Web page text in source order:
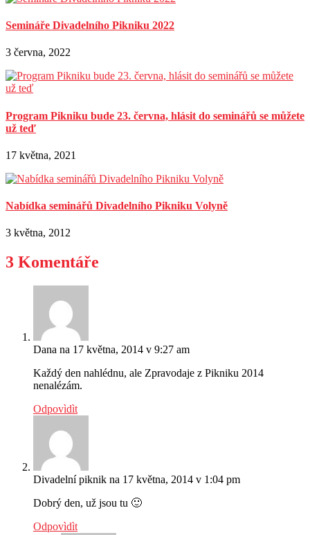
Semináře Divadelního Pikniku 2022
3 června, 2022
Program Pikniku bude 23. června, hlásit do seminářů se můžete
už teď
17 května, 2021
Nabídka seminářů Divadelního Pikniku Volyně
3 května, 2012
3 Komentáře
Dana na 17 května, 2014 v 9:27 am
Každý den nahlédnu, ale Zpravodaje z Pikniku 2014
nenalézám.
Odpovìdìt
Divadelní piknik na 17 května, 2014 v 1:04 pm
Dobrý den, už jsou tu 🙂
Odpovìdìt